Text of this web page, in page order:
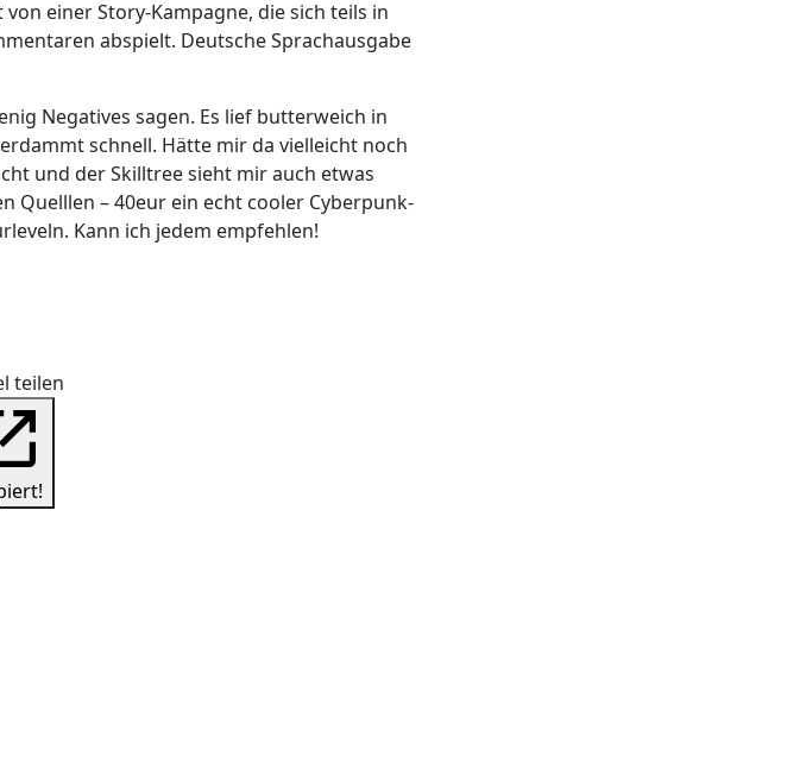
einer Story-Kampagne, die sich teils in
abspielt. Deutsche Sprachausgabe
Negatives sagen. Es lief butterweich in
schnell. Hätte mir da vielleicht noch
und der Skilltree sieht mir auch etwas
Quelllen – 40eur ein echt cooler Cyberpunk-
Kann ich jedem empfehlen!
teilen